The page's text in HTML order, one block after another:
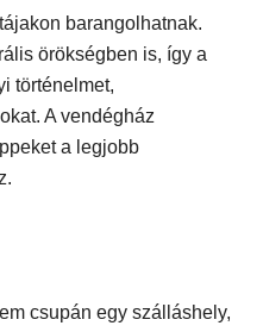
barangolhatnak.
örökségben is, így a
történelmet,
A vendégház
a legjobb
csupán egy szálláshely,